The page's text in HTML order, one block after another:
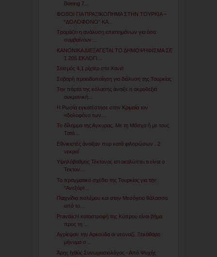
Boeing 7...
ΦΟΒΟΙ ΓΙΑ ΠΡΑΞΙΚΟΠΗΜΑ ΣΤΗΝ ΤΟΥΡΚΙΑ –
“ΔΟΛΟΦΟΝΟ” ΚΑ...
Τρομάζει η ανάλυση επιστημόνων για όσα
συμβαίνουν ...
ΚΑΝΟΝΙΚΑ ΔΙΕΞΑΓΕΤΑΙ ΤΟ ΔΗΜΟΨΗΦΙΣΜΑ ΣΕ
1.205 ΕΚΛΟΓΙ...
Σεισμός 4,1 ρίχτερ στα Χανιά
Σοβαρή προειδοποίηση για διάλυση της Τουρκίας
Την πόρτα της κόλασης άνοιξε η ακροδεξιά
ουκρανική...
Η Ρωσία εγκατέστησε στην Κριμαία τον
«δολοφόνο των...
Το δίλημμα της Αγκυρας. Με τη Μόσχα ή με τους
Τατά...
Εθνικιστές άνοιξαν πυρ κατά φιλορώσων . 2
νεκροί
Υψηλόβαθμος Τέκτονας αποκαλύπτει τι είναι ο
Τεκτον...
Το πραγματικό σχέδιο της Τουρκίας για την
"Ανεξάρτ...
Παιχνίδια πολέμου και στην Μεσόγειο θάλασσα
από το...
Pravda:Η καταστροφή της Κύπρου είναι βήμα
προς τη ...
Αγρίεψαν την Αρκούδα οι νεοναζί. Ξεκάθαρο
μήνυμα σ...
Άρης Ιχθύς Συνωμοσιολόγος - Από Ψυχής